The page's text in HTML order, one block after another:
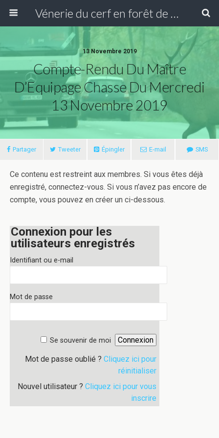
Vénerie du cerf en forêt de Compiègne
13 Novembre 2019
Compte-Rendu Du Maître
D’Equipage Chasse Du Mercredi
13 Novembre 2019
Partager Tweeter Épingler E-mail SMS
Ce contenu est restreint aux membres. Si vous êtes déjà
enregistré, connectez-vous. Si vous n’avez pas encore de
compte, vous pouvez en créer un ci-dessous.
Connexion pour les
utilisateurs enregistrés
Identifiant ou e-mail
Mot de passe
Se souvenir de moi
Mot de passe oublié ? Cliquez ici pour
réinitialiser
Nouvel utilisateur ? Cliquez ici pour vous
inscrire